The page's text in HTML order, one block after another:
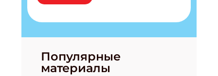
Популярные
материалы